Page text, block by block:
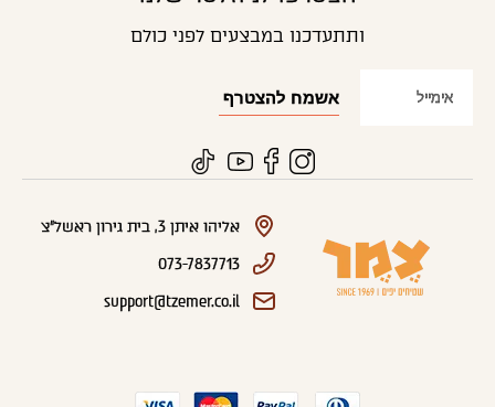
ותתעדכנו במבצעים לפני כולם
אליהו איתן 3, בית גירון ראשל"צ
073-7837713
support@tzemer.co.il